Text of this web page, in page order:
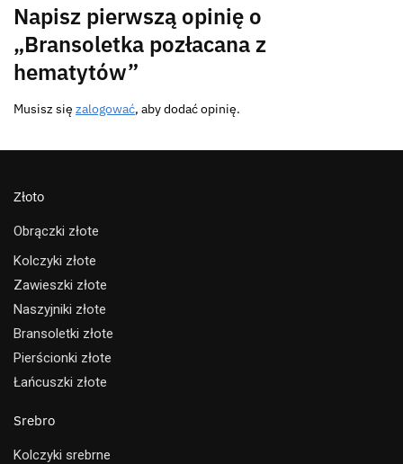
Napisz pierwszą opinię o
„Bransoletka pozłacana z
hematytów”
Musisz się zalogować, aby dodać opinię.
Złoto
Obrączki złote
Kolczyki złote
Zawieszki złote
Naszyjniki złote
Bransoletki złote
Pierścionki złote
Łańcuszki złote
Srebro
Kolczyki srebrne